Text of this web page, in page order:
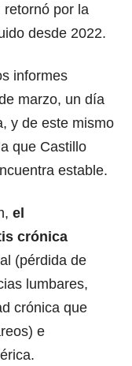
por la
desde 2022.
informes
marzo, un día
y de este mismo
que Castillo
estable.
el
crónica
(pérdida de
lumbares,
crónica que
e